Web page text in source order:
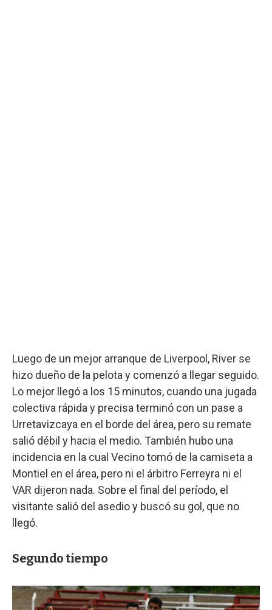
Luego de un mejor arranque de Liverpool, River se
hizo dueño de la pelota y comenzó a llegar seguido.
Lo mejor llegó a los 15 minutos, cuando una jugada
colectiva rápida y precisa terminó con un pase a
Urretavizcaya en el borde del área, pero su remate
salió débil y hacia el medio. También hubo una
incidencia en la cual Vecino tomó de la camiseta a
Montiel en el área, pero ni el árbitro Ferreyra ni el
VAR dijeron nada. Sobre el final del período, el
visitante salió del asedio y buscó su gol, que no
llegó.
Segundo tiempo